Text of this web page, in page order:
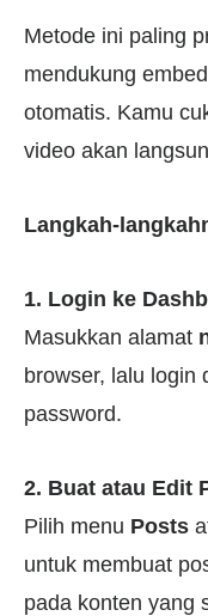
Metode ini paling
mendukung
otomatis. Kamu
video akan
Langkah-
1. Login ke
Masukkan alamat
browser, lalu login
password.
2. Buat atau Edit
Pilih menu Posts
untuk membuat
pada konten yang